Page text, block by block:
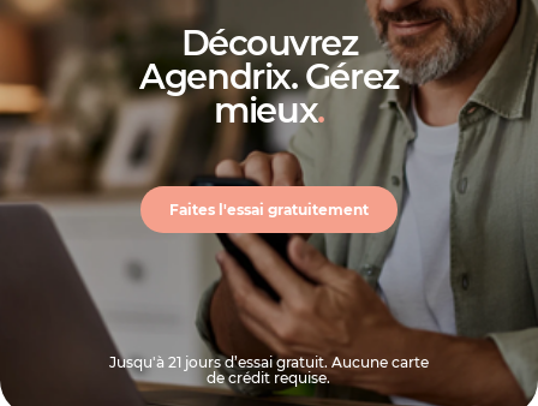
Découvrez
Agendrix. Gérez
mieux.
Faites l'essai gratuitement
Jusqu'à 21 jours d’essai gratuit. Aucune carte
de crédit requise.